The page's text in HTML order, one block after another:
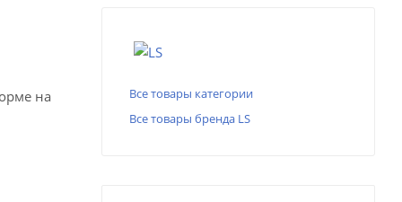
на
Все товары категории
Все товары бренда LS